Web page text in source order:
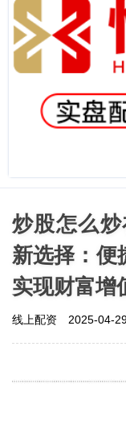
炒股怎么
新选择：便
实现财富增
线上配资 2025-04-